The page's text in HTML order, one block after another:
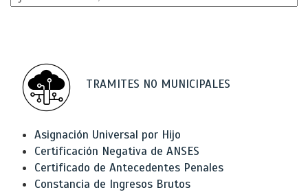
TRAMITES NO MUNICIPALES
Asignación Universal por Hijo
Certificación Negativa de ANSES
Certificado de Antecedentes Penales
Constancia de Ingresos Brutos